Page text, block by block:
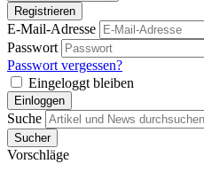
Registrieren
E-Mail-Adresse
Passwort
Passwort vergessen?
Eingeloggt bleiben
Einloggen
Suche
Sucher
Vorschläge